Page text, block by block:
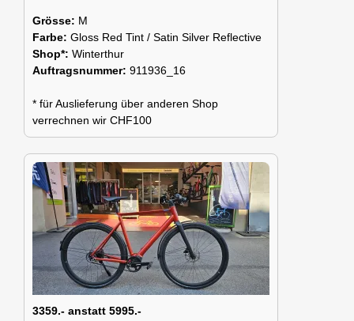
Grösse: M
Farbe: Gloss Red Tint / Satin Silver Reflective
Shop*: Winterthur
Auftragsnummer: 911936_16
* für Auslieferung über anderen Shop
verrechnen wir CHF100
3359.- anstatt 5995.-